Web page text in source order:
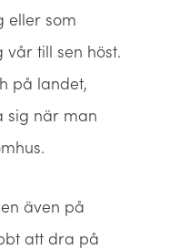
eller som
till sen höst.
på landet,
sig när man
även på
att dra på